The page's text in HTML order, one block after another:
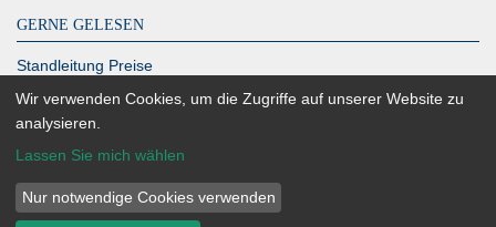
GERNE GELESEN
Standleitung Preise
DeutschlandLAN Connect IP
MPLS Kosten – zahlen Sie zu viel?
Glasfaser Berlin
Richtfunk Internet
Wir verwenden Cookies, um die Zugriffe auf unserer Website zu
analysieren.
Lassen Sie mich wählen
Nur notwendige Cookies verwenden